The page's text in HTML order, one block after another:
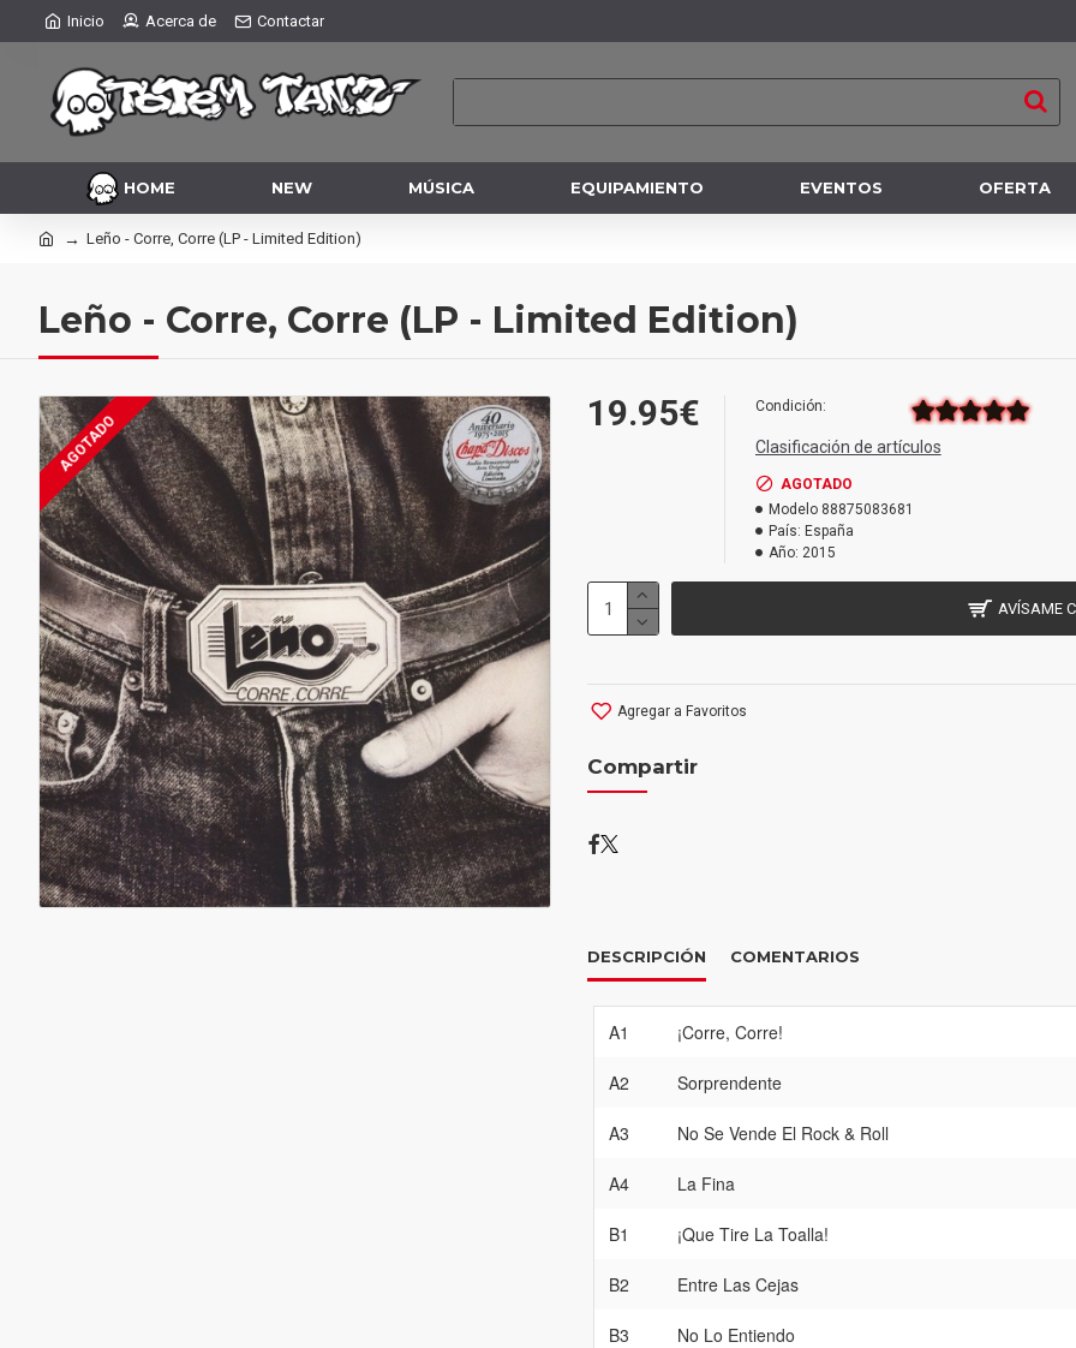
Inicio Acerca de Contactar
HOME NEW MÚSICA EQUIPAMIENTO EVENTOS OFERTA
Leño - Corre, Corre (LP - Limited Edition)
Leño - Corre, Corre (LP - Limited Edition)
AGOTADO 19.95€ Condición:
Clasificación de artículos
AGOTADO
Modelo 88875083681
País: España
Año: 2015
AVÍSAME
Agregar a Favoritos
Compartir
DESCRIPCIÓN COMENTARIOS
A1 ¡Corre, Corre!
A2 Sorprendente
A3 No Se Vende El Rock & Roll
A4 La Fina
B1 ¡Que Tire La Toalla!
B2 Entre Las Cejas
B3 No Lo Entiendo